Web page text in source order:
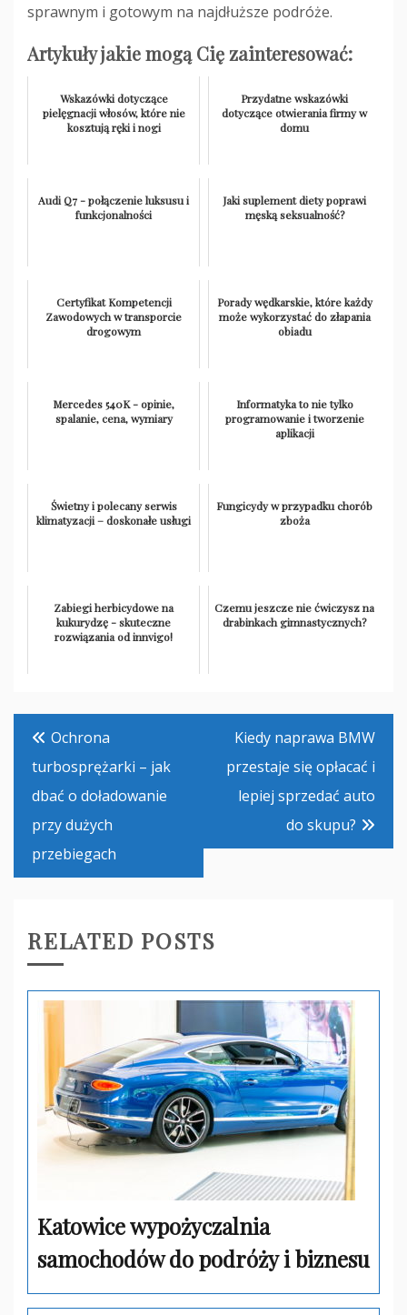
sprawnym i gotowym na najdłuższe podróże.
Artykuły jakie mogą Cię zainteresować:
Wskazówki dotyczące
pielęgnacji włosów, które nie
kosztują ręki i nogi
Przydatne wskazówki
dotyczące otwierania firmy w
domu
Audi Q7 - połączenie luksusu i
funkcjonalności
Jaki suplement diety poprawi
męską seksualność?
Certyfikat Kompetencji
Zawodowych w transporcie
drogowym
Porady wędkarskie, które każdy
może wykorzystać do złapania
obiadu
Mercedes 540K - opinie,
spalanie, cena, wymiary
Informatyka to nie tylko
programowanie i tworzenie
aplikacji
Świetny i polecany serwis
klimatyzacji – doskonałe usługi
Fungicydy w przypadku chorób
zboża
Zabiegi herbicydowe na
kukurydzę - skuteczne
rozwiązania od innvigo!
Czemu jeszcze nie ćwiczysz na
drabinkach gimnastycznych?
Nawigacja
wpisu
Ochrona
turbosprężarki – jak
dbać o doładowanie
przy dużych
przebiegach
Kiedy naprawa BMW
przestaje się opłacać i
lepiej sprzedać auto
do skupu?
RELATED POSTS
Katowice wypożyczalnia
samochodów do podróży i biznesu